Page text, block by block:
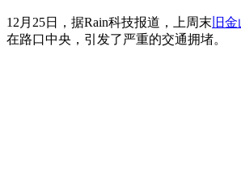
12月25日，据Rain科技报道，上周末 旧
在路口中央，引发了严重的交通拥堵。